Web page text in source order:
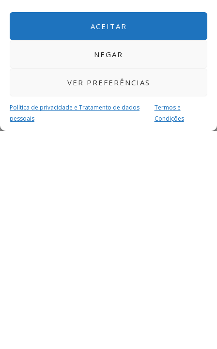
ACEITAR
NEGAR
VER PREFERÊNCIAS
Política de privacidade e Tratamento de dados
pessoais
Termos e
Condições